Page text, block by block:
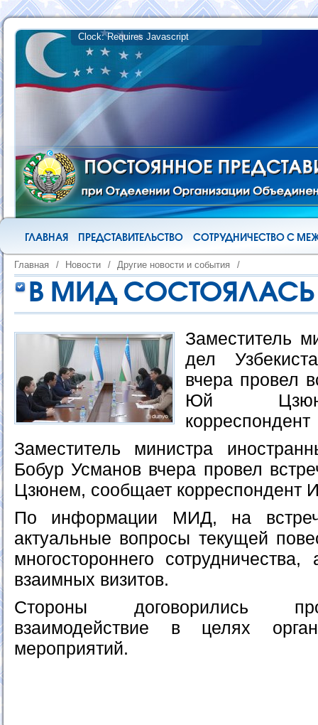
ГЛАВНАЯ ПРЕДСТАВИТЕЛЬСТВО СОТРУДНИЧЕСТВО С
Главная / Новости / Другие новости и события /
В МИД
Заместитель
дел
вчера провел
Юй
корреспондент
Заместитель министра
Бобур Усманов вчера провел
Цзюнем, сообщает корреспондент
По информации МИД, на
актуальные вопросы текущей
многостороннего
взаимных визитов.
Стороны договорились
взаимодействие в целях
мероприятий.